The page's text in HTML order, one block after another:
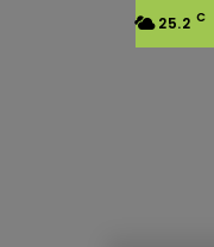
25.2 C